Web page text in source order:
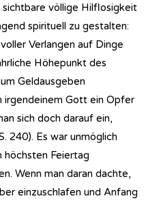
völlige Hilflosigkeit
spirituell zu gestalten:
Verlangen auf Dinge
Höhepunkt des
Geldausgeben
irgendeinem Gott ein Opfer
sich doch darauf ein,
240). Es war unmöglich
höchsten Feiertag
Wenn man daran dachte,
einzuschlafen und Anfang